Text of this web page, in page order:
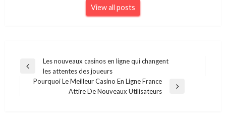
View all posts
Post
navigation
Previous
Les nouveaux casinos en ligne qui changent
les attentes des joueurs
Pourquoi Le Meilleur Casino En Ligne France
Attire De Nouveaux Utilisateurs